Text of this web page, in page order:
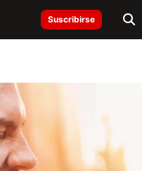
Suscribirse